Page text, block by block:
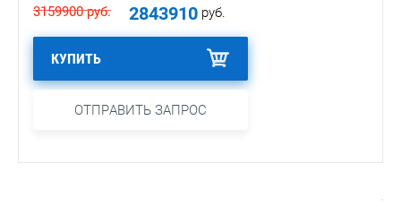
3159900руб. 2843910 руб.
КУПИТЬ
ОТПРАВИТЬ ЗАПРОС